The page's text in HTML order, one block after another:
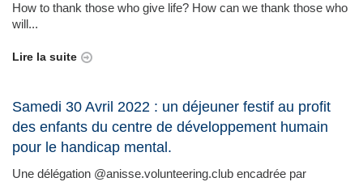
How to thank those who give life? How can we thank those who
will...
Lire la suite
Samedi 30 Avril 2022 : un déjeuner festif au profit
des enfants du centre de développement humain
pour le handicap mental.
Une délégation @anisse.volunteering.club encadrée par